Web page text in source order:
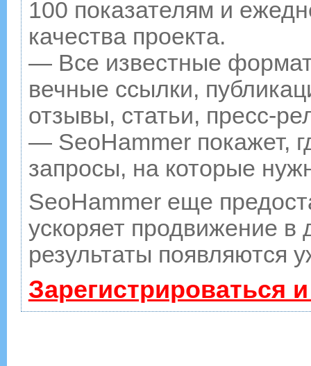
100 показателям и
качества проекта.
— Все известные
вечные ссылки,
отзывы, статьи, пресс-
— SeoHammer покажет,
запросы, на которые
SeoHammer еще
ускоряет продвижение в
результаты появляются
Зарегистрироваться